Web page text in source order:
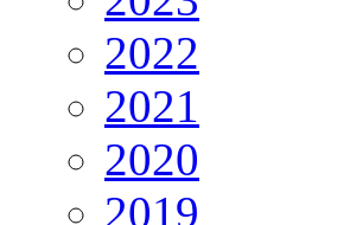
2022
2021
2020
2019